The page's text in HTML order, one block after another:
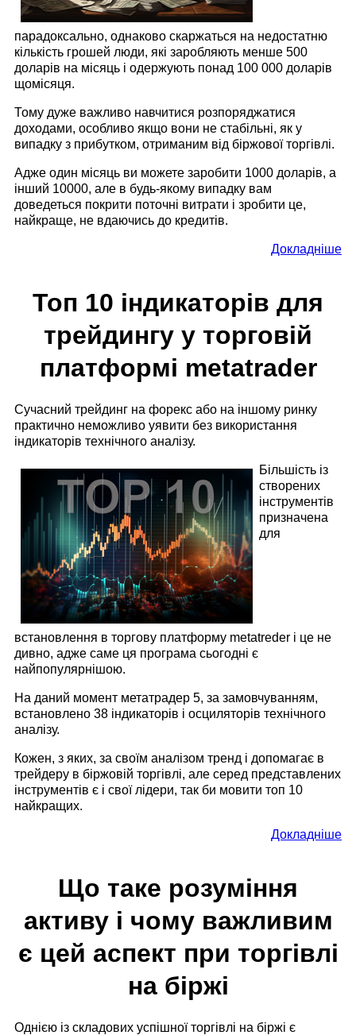
парадоксально, однаково скаржаться на недостатню
кількість грошей люди, які заробляють менше 500
доларів на місяць і одержують понад 100 000 доларів
щомісяця.
Тому дуже важливо навчитися розпоряджатися
доходами, особливо якщо вони не стабільні, як у
випадку з прибутком, отриманим від біржової торгівлі.
Адже один місяць ви можете заробити 1000 доларів, а
інший 10000, але в будь-якому випадку вам
доведеться покрити поточні витрати і зробити це,
найкраще, не вдаючись до кредитів.
Докладніше
Топ 10 індикаторів для
трейдингу у торговій
платформі metatrader
Сучасний трейдинг на форекс або на іншому ринку
практично неможливо уявити без використання
індикаторів технічного аналізу.
Більшість із
створених
інструментів
призначена
для
встановлення в торгову платформу metatreder і це не
дивно, адже саме ця програма сьогодні є
найпопулярнішою.
На даний момент метатрадер 5, за замовчуванням,
встановлено 38 індикаторів і осциляторів технічного
аналізу.
Кожен, з яких, за своїм аналізом тренд і допомагає в
трейдеру в біржовій торгівлі, але серед представлених
інструментів є і свої лідери, так би мовити топ 10
найкращих.
Докладніше
Що таке розуміння
активу і чому важливим
є цей аспект при торгівлі
на біржі
Однією із складових успішної торгівлі на біржі є